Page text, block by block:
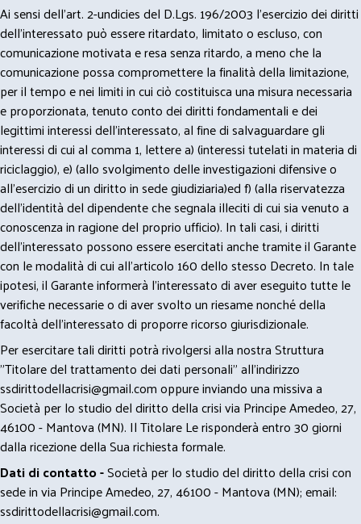
Ai sensi dell’art. 2-undicies del D.Lgs. 196/2003 l’esercizio dei diritti
dell’interessato può essere ritardato, limitato o escluso, con
comunicazione motivata e resa senza ritardo, a meno che la
comunicazione possa compromettere la finalità della limitazione,
per il tempo e nei limiti in cui ciò costituisca una misura necessaria
e proporzionata, tenuto conto dei diritti fondamentali e dei
legittimi interessi dell’interessato, al fine di salvaguardare gli
interessi di cui al comma 1, lettere a) (interessi tutelati in materia di
riciclaggio), e) (allo svolgimento delle investigazioni difensive o
all’esercizio di un diritto in sede giudiziaria)ed f) (alla riservatezza
dell’identità del dipendente che segnala illeciti di cui sia venuto a
conoscenza in ragione del proprio ufficio). In tali casi, i diritti
dell’interessato possono essere esercitati anche tramite il Garante
con le modalità di cui all’articolo 160 dello stesso Decreto. In tale
ipotesi, il Garante informerà l’interessato di aver eseguito tutte le
verifiche necessarie o di aver svolto un riesame nonché della
facoltà dell’interessato di proporre ricorso giurisdizionale.
Per esercitare tali diritti potrà rivolgersi alla nostra Struttura
"Titolare del trattamento dei dati personali" all'indirizzo
ssdirittodellacrisi@gmail.comoppure inviando una missiva a
Società per lo studio del diritto della crisi via Principe Amedeo, 27,
46100 - Mantova (MN). Il Titolare Le risponderà entro 30 giorni
dalla ricezione della Sua richiesta formale.
Dati di contatto -Società per lo studio del diritto della crisi con
sede in via Principe Amedeo, 27, 46100 - Mantova (MN); email:
ssdirittodellacrisi@gmail.com.